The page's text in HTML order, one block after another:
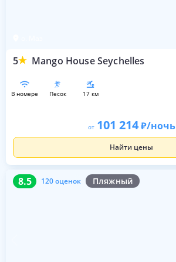
5 Mango House Seychelles
в номере песок 17 км
от 101 214 /ночь
Найти цены
8.5 120 оценок Пляжный
8.5 120 оценок